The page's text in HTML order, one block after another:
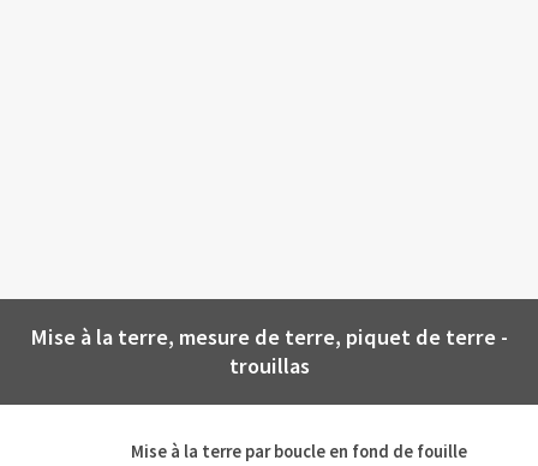
Mise à la terre, mesure de terre, piquet de terre -
trouillas
Mise à la terre par boucle en fond de fouille